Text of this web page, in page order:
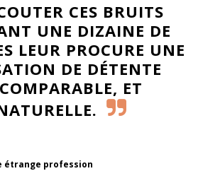
CES BRUITS
UNE DIZAINE DE
LEUR PROCURE UNE
DE DÉTENTE
ET
étrange profession